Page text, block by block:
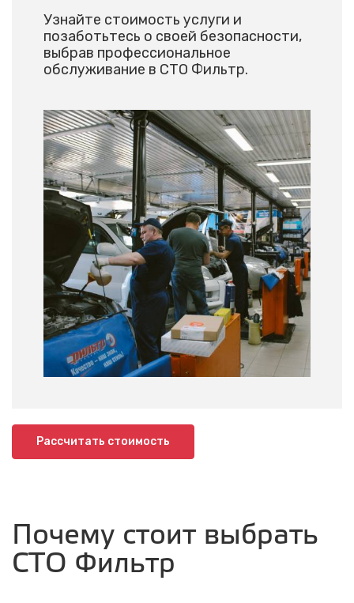
Узнайте стоимость услуги и
позаботьтесь о своей безопасности,
выбрав профессиональное
обслуживание в СТО Фильтр.
Рассчитать стоимость
Почему стоит выбрать
СТО Фильтр